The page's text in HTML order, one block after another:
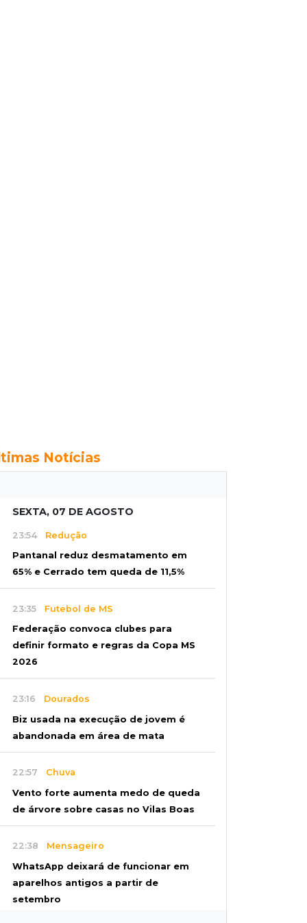
Notícias
SEXTA, 07 DE AGOSTO
23:54 Redução
Pantanal reduz desmatamento em
65% e Cerrado tem queda de 11,5%
23:35 Futebol de MS
Federação convoca clubes para
definir formato e regras da Copa MS
2026
23:16 Dourados
Biz usada na execução de jovem é
abandonada em área de mata
22:57 Chuva
Vento forte aumenta medo de queda
de árvore sobre casas no Vilas Boas
22:38 Mensageiro
WhatsApp deixará de funcionar em
aparelhos antigos a partir de
setembro